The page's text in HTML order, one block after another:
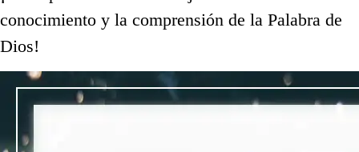
conocimiento y la comprensión de la Palabra de
Dios!